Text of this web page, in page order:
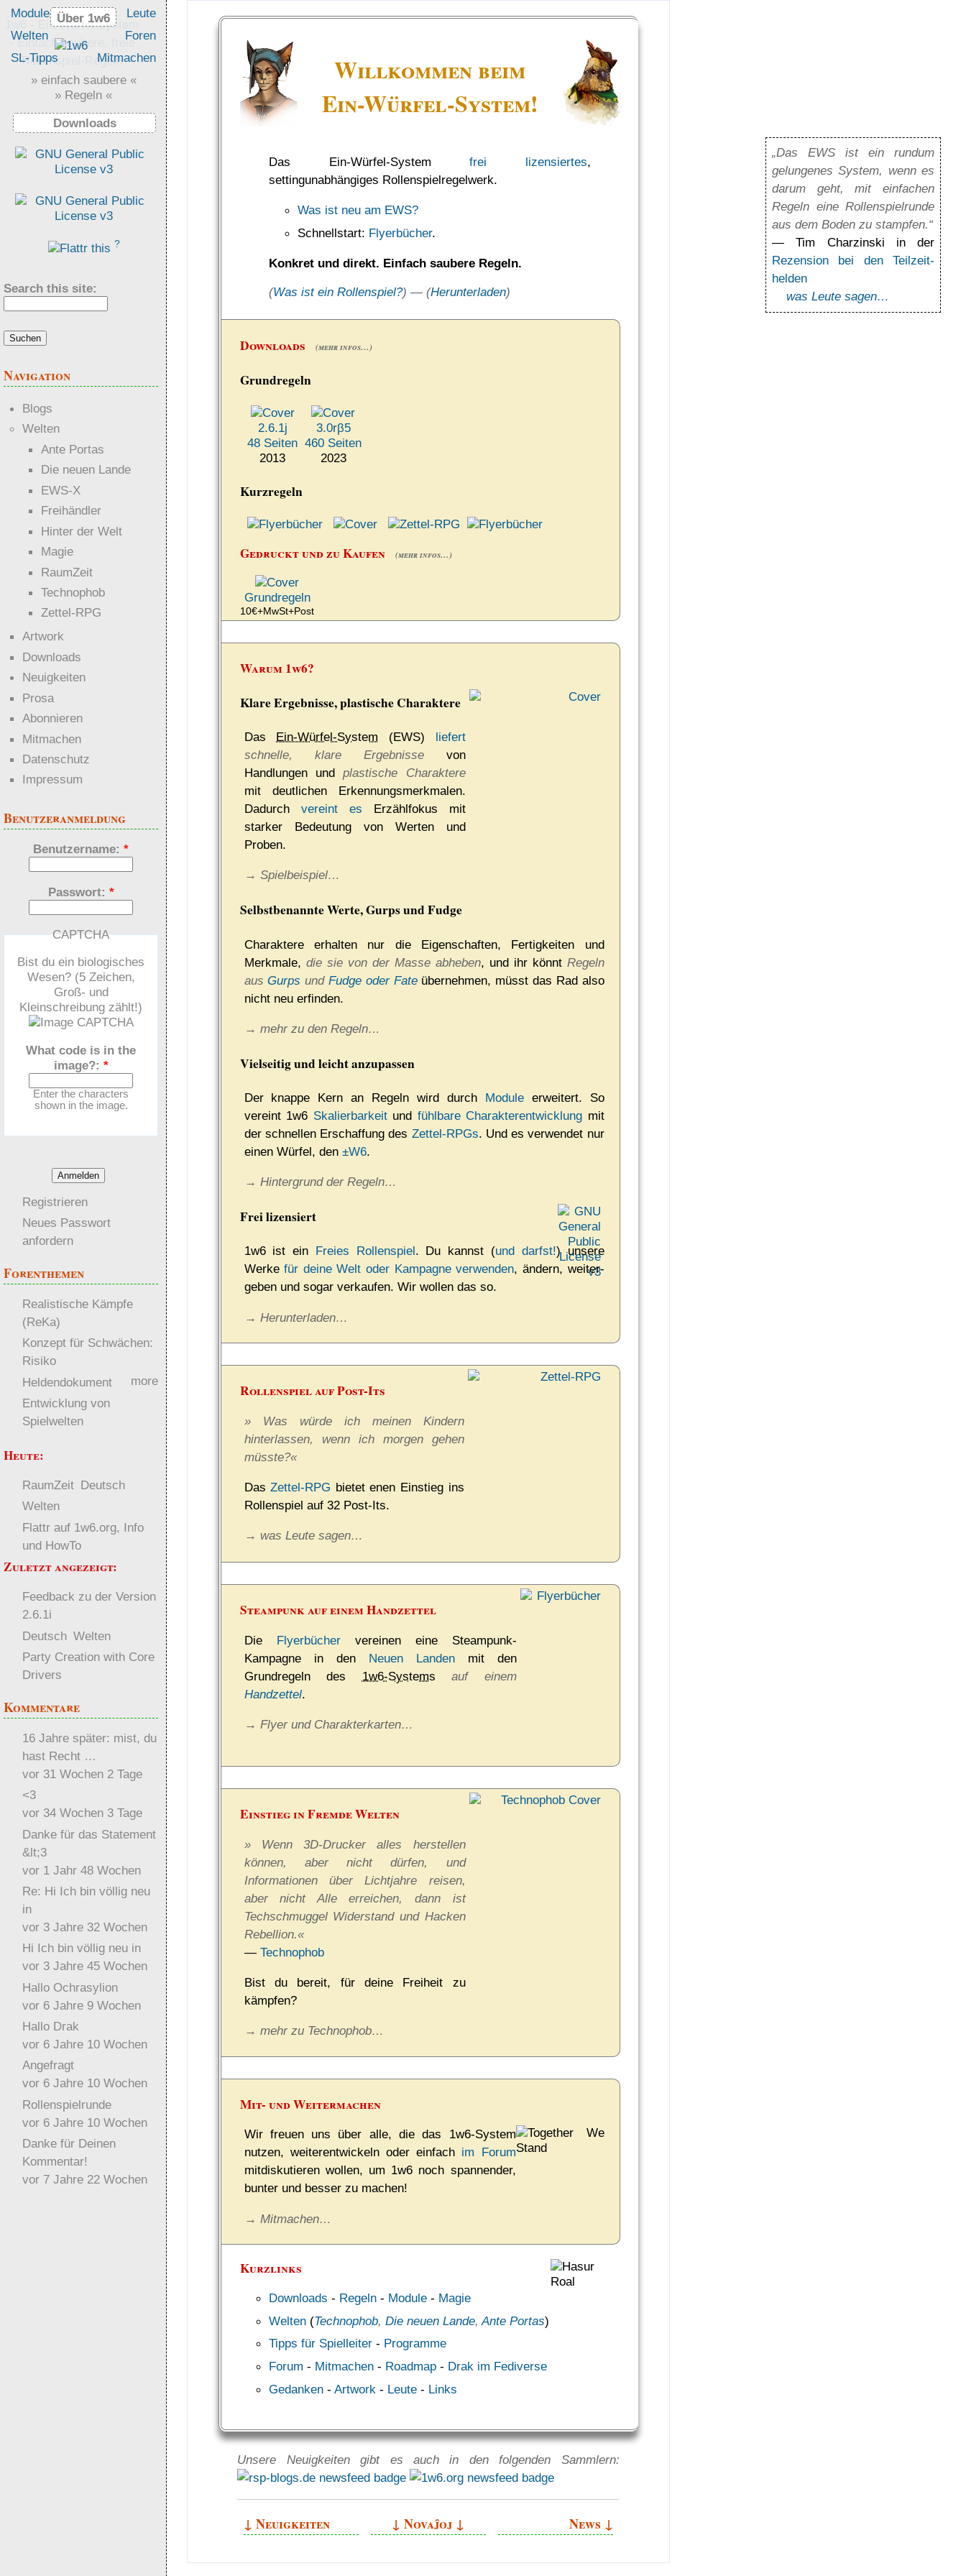
1w6 - Ein Würfel System
- Einfach saubere, freie
Rollenspiel-Regeln
Willkommen beim
Ein-Würfel-System!
Das Ein-Würfel-Systemfrei lizensiertes,
settingunabhängiges Rollen­spiel­regel­werk.
Was ist neu am EWS?
Schnellstart: Flyerbücher.
Konkret und direkt. Einfach saubere Regeln.
(Was ist ein Rollenspiel?) — (Herunterladen)
Downloads(mehr infos…)
Grundregeln
2.6.1j
48 Seiten
2013
3.0rβ5
460 Seiten
2023
Kurzregeln
Gedruckt und zu Kaufen(mehr infos…)
Grundregeln
10€+MwSt+Post
Warum 1w6?
Klare Ergebnisse, plastische Charaktere
Das Ein-Würfel-System (EWS) liefert
schnelle, klare Ergebnissevon
Handlungen undplastische Charaktere
mit deutlichen Er­ken­nungs­merk­ma­len.
Dadurch ver­eint es Er­zähl­fo­kus mit
starker Bedeutung von Werten und
Proben.
→ Spielbeispiel…
Selbstbenannte Werte, Gurps und Fudge
Charaktere erhalten nur die Eigenschaften, Fertigkeiten und
Merkmale, die sie von der Masse abheben, und ihr könnt Regeln
ausGurps und Fudge oder Fateübernehmen, müsst das Rad also
nicht neu erfinden.
→ mehr zu den Regeln…
Vielseitig und leicht anzupassen
Der knappe Kern an Regeln wird durch Moduleer­wei­tert. So
vereint 1w6 Skalierbarkeitund fühlbare Charakterentwicklung mit
der schnellen Erschaffung des Zettel-RPGs. Und es verwendet nur
einen Würfel, den ±W6.
→ Hintergrund der Regeln…
Frei lizensiert
1w6 ist ein Freies Rollenspiel. Du kannst (und darfst!) unsere
Werkefür dei­ne Welt oder Kam­pagne verwenden, ändern, wei­ter­
ge­ben und sogar ver­kaufen. Wir wollen das so.
→ Herunterladen…
Rollenspiel auf Post-Its
» Was würde ich meinen Kindern
hinterlassen, wenn ich morgen gehen
müsste?«
DasZettel-RPG bietet enen Einstieg ins
Rollenspiel auf 32 Post-Its.
→ was Leute sagen…
Steampunk auf einem Handzettel
Die Flyerbüchervereinen eine Steampunk-
Kampagne in den Neuen Landenmit den
Grundregeln des 1w6-Systems
auf einem
Handzettel.
→ Flyer und Charakterkarten…
Einstieg in Fremde Welten
» Wenn 3D-Drucker alles her­stel­len
können, aber nicht dürfen, und
Informationen über Lichtjahre reisen,
aber nicht Alle erreichen, dann ist
Techschmuggel Wider­stand und Hacken
Re­bel­lion.«
— Technophob
Bist du bereit, für deine Freiheit zu
kämpfen?
→ mehr zu Technophob…
Mit- und Weitermachen
Wir freuen uns über alle, die das 1w6-System
nutzen, weiterentwickeln oder einfach im Forum
mitdiskutieren wollen, um 1w6 noch spannender,
bunter und besser zu machen!
→ Mitmachen…
Kurzlinks
Downloads - Regeln - Module - Magie
Welten (Technophob,Die neuen Lande,Ante Portas)
Tipps für Spielleiter - Programme
Forum - Mitmachen - Roadmap - Drak im Fediverse
Gedanken -Artwork - Leute - Links
Unsere Neuigkeiten gibt es auch in den folgenden Sammlern:
↓ Neuigkeiten ↓Novaĵoj ↓ News↓
Über 1w6
Module
Leute
Welten
Foren
SL-Tipps
Mitmachen
» einfach saubere «
» Regeln «
Über 1w6
Downloads
?
Search this site:
Navigation
Blogs
Welten
Ante Portas
Die neuen Lande
EWS-X
Freihändler
Hinter der Welt
Magie
RaumZeit
Technophob
Zettel-RPG
Artwork
Downloads
Neuigkeiten
Prosa
Abonnieren
Mitmachen
Datenschutz
Impressum
Benutzeranmeldung
Benutzername: *
Passwort: *
CAPTCHA
Bist du ein biologisches
Wesen? (5 Zeichen,
Groß- und
Kleinschreibung zählt!)
What code is in the
image?: *
Enter the characters
shown in the image.
Registrieren
Neues Passwort
anfordern
Forenthemen
Realistische Kämpfe
(ReKa)
Konzept für Schwächen:
Risiko
Heldendokument
Entwicklung von
Spielwelten
more
Heute:
RaumZeit Deutsch
Welten
Flattr auf 1w6.org, Info
und HowTo
Zuletzt angezeigt:
Feedback zu der Version
2.6.1i
Deutsch Welten
Party Creation with Core
Drivers
Kommentare
16 Jahre später: mist, du
hast Recht …
vor 31 Wochen 2 Tage
<3
vor 34 Wochen 3 Tage
Danke für das Statement
&lt;3
vor 1 Jahr 48 Wochen
Re: Hi Ich bin völlig neu
in
vor 3 Jahre 32 Wochen
Hi Ich bin völlig neu in
vor 3 Jahre 45 Wochen
Hallo Ochrasylion
vor 6 Jahre 9 Wochen
Hallo Drak
vor 6 Jahre 10 Wochen
Angefragt
vor 6 Jahre 10 Wochen
Rollenspielrunde
vor 6 Jahre 10 Wochen
Danke für Deinen
Kommentar!
vor 7 Jahre 22 Wochen
„Das EWS ist ein rundum
gelun­ge­nes Sys­tem, wenn es
darum geht, mit ein­fa­chen
Regeln eine Rol­len­spiel­runde
aus dem Boden zu stamp­fen.“
— Tim Charzinski in der
Rezension bei den Teil­zeit­
helden
was Leute sagen…